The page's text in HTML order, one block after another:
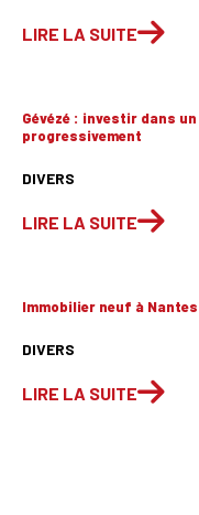
LIRE LA SUITE
Gévézé : investir dans
progressivement
DIVERS
LIRE LA SUITE
Immobilier neuf à Nantes
DIVERS
LIRE LA SUITE